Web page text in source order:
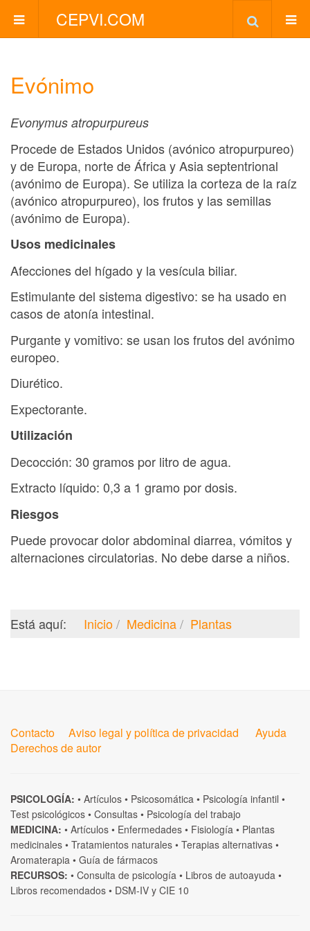
CEPVI.COM
Evónimo
Evonymus atropurpureus
Procede de Estados Unidos (avónico atropurpureo)
y de Europa, norte de África y Asia septentrional
(avónimo de Europa). Se utiliza la corteza de la raíz
(avónico atropurpureo), los frutos y las semillas
(avónimo de Europa).
Usos medicinales
Afecciones del hígado y la vesícula biliar.
Estimulante del sistema digestivo: se ha usado en
casos de atonía intestinal.
Purgante y vomitivo: se usan los frutos del avónimo
europeo.
Diurético.
Expectorante.
Utilización
Decocción: 30 gramos por litro de agua.
Extracto líquido: 0,3 a 1 gramo por dosis.
Riesgos
Puede provocar dolor abdominal diarrea, vómitos y
alternaciones circulatorias. No debe darse a niños.
Está aquí: Inicio Medicina Plantas
Contacto Aviso legal y política de privacidad
Ayuda
Derechos de autor
PSICOLOGÍA: • Artículos • Psicosomática • Psicología infantil •
Test psicológicos • Consultas • Psicología del trabajo
MEDICINA: • Artículos • Enfermedades • Fisiología • Plantas
medicinales • Tratamientos naturales • Terapias alternativas •
Aromaterapia • Guía de fármacos
RECURSOS: • Consulta de psicología • Libros de autoayuda •
Libros recomendados • DSM-IV y CIE 10